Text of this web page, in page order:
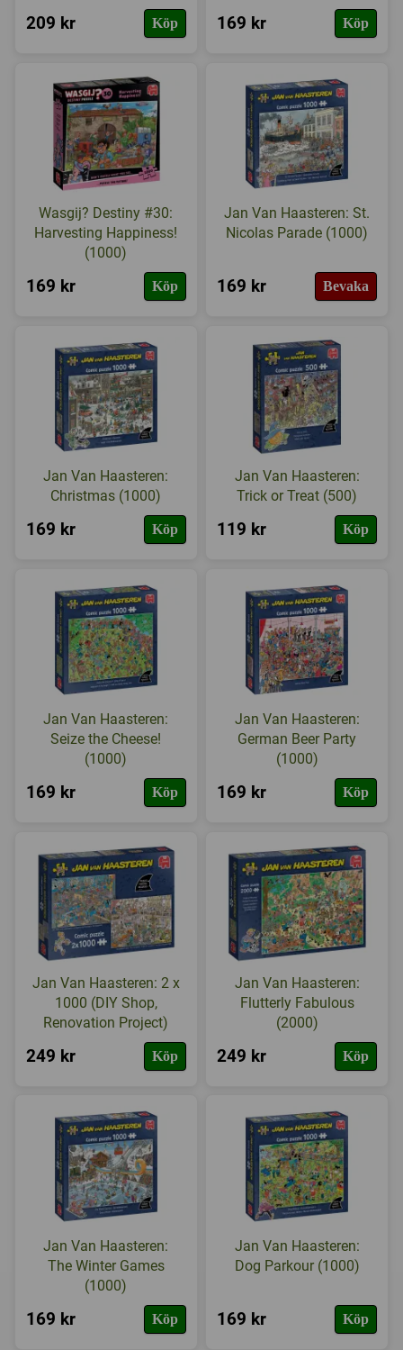
209 kr Köp 169 kr Köp
Wasgij? Destiny #30:
Harvesting Happiness!
(1000)
169 kr Köp
Jan Van Haasteren: St.
Nicolas Parade (1000)
169 kr Bevaka
Jan Van Haasteren:
Christmas (1000)
169 kr Köp
Jan Van Haasteren:
Trick or Treat (500)
119 kr Köp
Jan Van Haasteren:
Seize the Cheese!
(1000)
169 kr Köp
Jan Van Haasteren:
German Beer Party
(1000)
169 kr Köp
Jan Van Haasteren: 2 x
1000 (DIY Shop,
Renovation Project)
249 kr Köp
Jan Van Haasteren:
Flutterly Fabulous
(2000)
249 kr Köp
Jan Van Haasteren:
The Winter Games
(1000)
169 kr Köp
Jan Van Haasteren:
Dog Parkour (1000)
169 kr Köp